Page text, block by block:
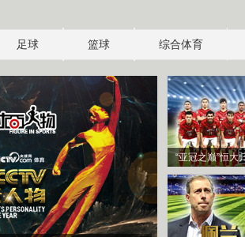
足球 篮球 综合体育
“亚冠之巅”恒大